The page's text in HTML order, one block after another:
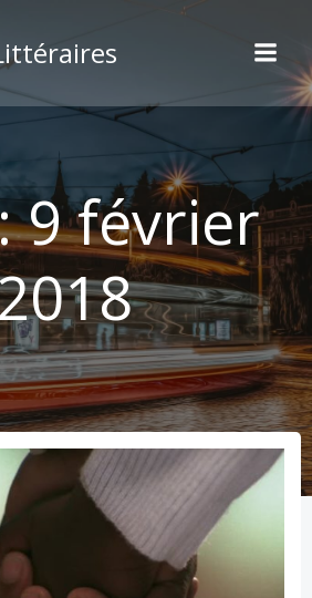
au
contenu
9 février